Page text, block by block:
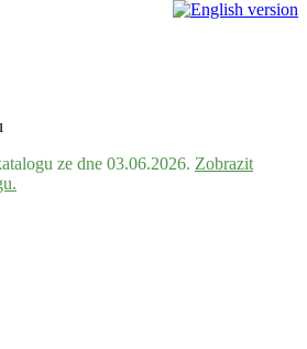
ze dne 03.06.2026. Zobrazit